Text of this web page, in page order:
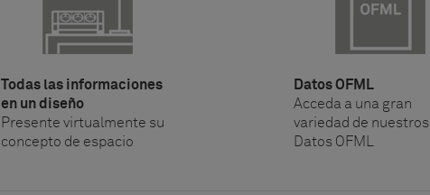
Todas las informaciones
en un diseño
Presente virtualmente su
concepto de espacio
Datos OFML
Acceda a una gran
variedad de nuestros
Datos OFML